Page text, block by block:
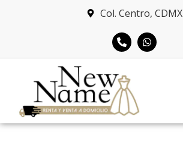
Col. Centro, CDMX